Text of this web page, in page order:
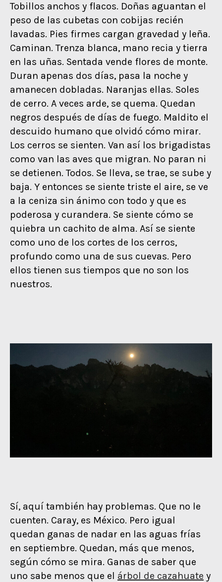
Tobillos anchos y flacos. Doñas aguantan el
peso de las cubetas con cobijas recién
lavadas. Pies firmes cargan gravedad y leña.
Caminan. Trenza blanca, mano recia y tierra
en las uñas. Sentada vende flores de monte.
Duran apenas dos días, pasa la noche y
amanecen dobladas. Naranjas ellas. Soles
de cerro. A veces arde, se quema. Quedan
negros después de días de fuego. Maldito el
descuido humano que olvidó cómo mirar.
Los cerros se sienten. Van así los brigadistas
como van las aves que migran. No paran ni
se detienen. Todos. Se lleva, se trae, se sube y
baja. Y entonces se siente triste el aire, se ve
a la ceniza sin ánimo con todo y que es
poderosa y curandera. Se siente cómo se
quiebra un cachito de alma. Así se siente
como uno de los cortes de los cerros,
profundo como una de sus cuevas. Pero
ellos tienen sus tiempos que no son los
nuestros.
Sí, aquí también hay problemas. Que no le
cuenten. Caray, es México. Pero igual
quedan ganas de nadar en las aguas frías
en septiembre. Quedan, más que menos,
según cómo se mira. Ganas de saber que
uno sabe menos que el árbol de cazahuate y